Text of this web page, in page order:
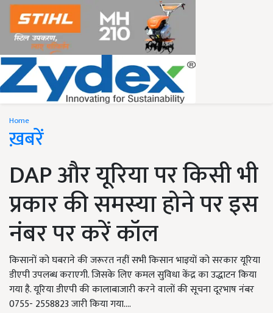
Home
ख़बरें
DAP और यूरिया पर किसी भी
प्रकार की समस्या होने पर इस
नंबर पर करें कॉल
किसानों को घबराने की जरूरत नहीं सभी किसान भाइयों को सरकार यूरिया
डीएपी उपलब्ध कराएगी. जिसके लिए कमल सुविधा केंद्र का उद्धाटन किया
गया है. यूरिया डीएपी की कालाबाजारी करने वालों की सूचना दूरभाष नंबर
0755- 2558823 जारी किया गया....